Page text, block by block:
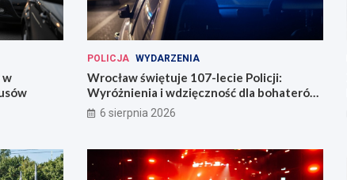
w
POLICJA WYDARZENIA
Wrocław świętuje 107-lecie Policji:
Wyróżnienia i wdzięczność dla bohaterów
codzienności
6 sierpnia 2026